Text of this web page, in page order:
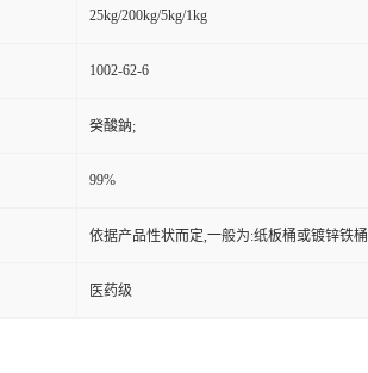
25kg/200kg/5kg/1kg
1002-62-6
癸酸鈉;
99%
依据产品性状而定,一般为:纸板桶或镀锌铁桶
医药级